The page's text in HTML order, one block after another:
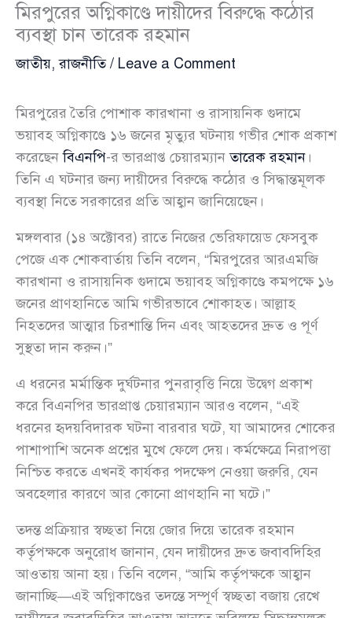
মিরপুরের অগ্নিকাণ্ডে দায়ীদের বিরুদ্ধে কঠোর
ব্যবস্থা চান তারেক রহমান
জাতীয়,রাজনীতি/ Leave a Comment
মিরপুরের তৈরি পোশাক কারখানা ও রাসায়নিক গুদামে
ভয়াবহ অগ্নিকাণ্ডে ১৬ জনের মৃত্যুর ঘটনায় গভীর শোক প্রকাশ
করেছেনবিএনপি-র ভারপ্রাপ্ত চেয়ারম্যানতারেক রহমান ।
তিনি এ ঘটনার জন্য দায়ীদের বিরুদ্ধে কঠোর ও সিদ্ধান্তমূলক
ব্যবস্থা নিতে সরকারের প্রতি আহ্বান জানিয়েছেন।
মঙ্গলবার (১৪ অক্টোবর) রাতে নিজের ভেরিফায়েড ফেসবুক
পেজে এক শোকবার্তায় তিনি বলেন, “মিরপুরের আরএমজি
কারখানা ও রাসায়নিক গুদামে ভয়াবহ অগ্নিকাণ্ডে কমপক্ষে ১৬
জনের প্রাণহানিতে আমি গভীরভাবে শোকাহত। আল্লাহ
নিহতদের আত্মার চিরশান্তি দিন এবং আহতদের দ্রুত ও পূর্ণ
সুস্থতা দান করুন।”
এ ধরনের মর্মান্তিক দুর্ঘটনার পুনরাবৃত্তি নিয়ে উদ্বেগ প্রকাশ
করে বিএনপির ভারপ্রাপ্ত চেয়ারম্যান আরও বলেন, “এই
ধরনের হৃদয়বিদারক ঘটনা বারবার ঘটে, যা আমাদের শোকের
পাশাপাশি অনেক প্রশ্নের মুখে ফেলে দেয়। কর্মক্ষেত্রে নিরাপত্তা
নিশ্চিত করতে এখনই কার্যকর পদক্ষেপ নেওয়া জরুরি, যেন
অবহেলার কারণে আর কোনো প্রাণহানি না ঘটে।”
তদন্ত প্রক্রিয়ার স্বচ্ছতা নিয়ে জোর দিয়ে তারেক রহমান
কর্তৃপক্ষকে অনুরোধ জানান, যেন দায়ীদের দ্রুত জবাবদিহির
আওতায় আনা হয়। তিনি বলেন, “আমি কর্তৃপক্ষকে আহ্বান
জানাচ্ছি—এই অগ্নিকাণ্ডের তদন্তে সম্পূর্ণ স্বচ্ছতা বজায় রেখে